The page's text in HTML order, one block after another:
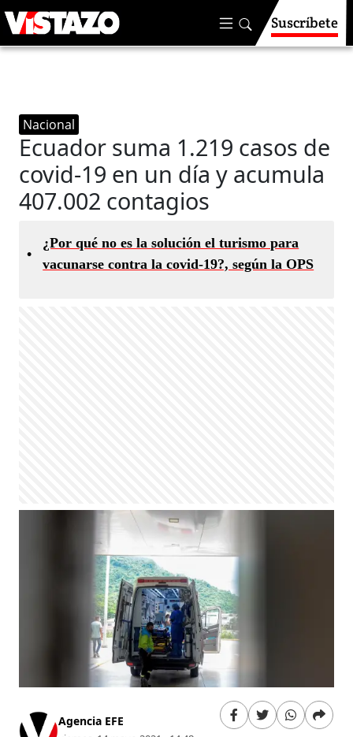
Suscríbete
Nacional
Ecuador suma 1.219 casos de
covid-19 en un día y acumula
407.002 contagios
•
¿Por qué no es la solución el turismo para
vacunarse contra la covid-19?, según la OPS
Agencia EFE